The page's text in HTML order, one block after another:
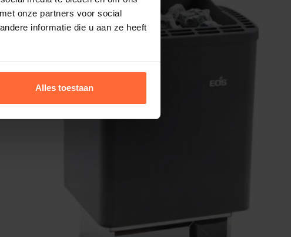
onze partners voor social
informatie die u aan ze heeft
Alles toestaan